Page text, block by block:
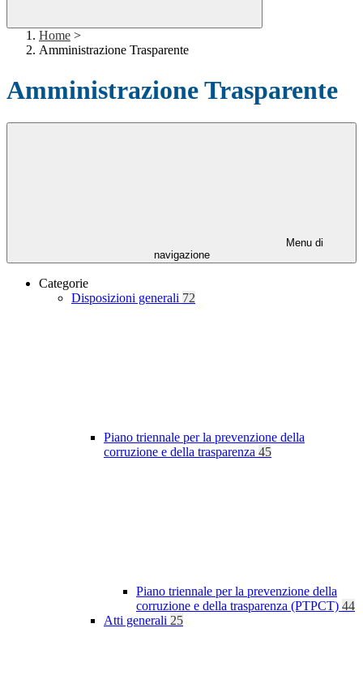
Home >
Amministrazione Trasparente
Amministrazione Trasparente
Menu di
navigazione
Categorie
Disposizioni generali 72
Piano triennale per la prevenzione della
corruzione e della trasparenza 45
Piano triennale per la prevenzione della
corruzione e della trasparenza (PTPCT) 44
Atti generali 25